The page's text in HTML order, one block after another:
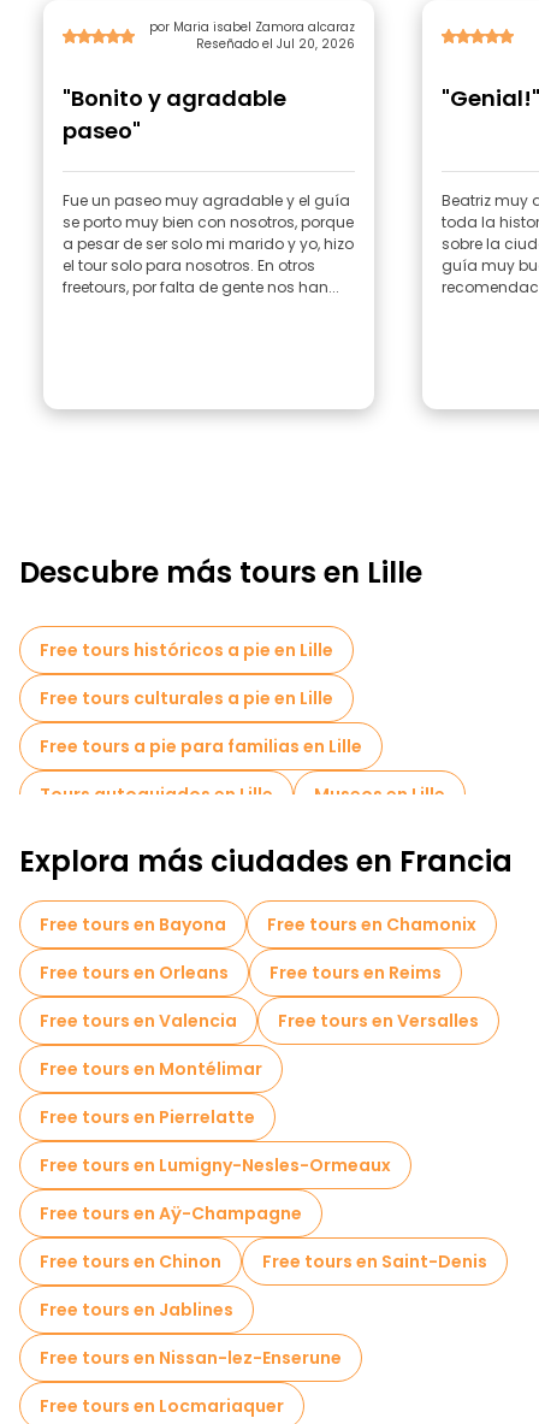
por Maria isabel Zamora alcaraz
Reseñado el Jul 20, 2026
"Bonito y agradable
paseo"
Fue un paseo muy agradable y el guía
se porto muy bien con nosotros, porque
a pesar de ser solo mi marido y yo, hizo
el tour solo para nosotros. En otros
freetours, por falta de gente nos han...
"Genial!"
Beatriz muy
toda la
sobre la
guía muy
Descubre más tours en Lille
Free tours históricos a pie en Lille
Free tours culturales a pie en Lille
Free tours a pie para familias en Lille
Tours autoguiados en Lille
Museos en Lille
Free tour por el casco antiguo en Lille
Free tours cerca La Vieille Bourse
Free tours cerca Le Vieux Lille
Explora más ciudades en Francia
Free tours en Bayona
Free tours en Chamonix
Free tours en Orleans
Free tours en Reims
Free tours en Valencia
Free tours en Versalles
Free tours en Montélimar
Free tours en Pierrelatte
Free tours en Lumigny-Nesles-Ormeaux
Free tours en Aÿ-Champagne
Free tours en Chinon
Free tours en Saint-Denis
Free tours en Jablines
Free tours en Nissan-lez-Enserune
Free tours en Locmariaquer